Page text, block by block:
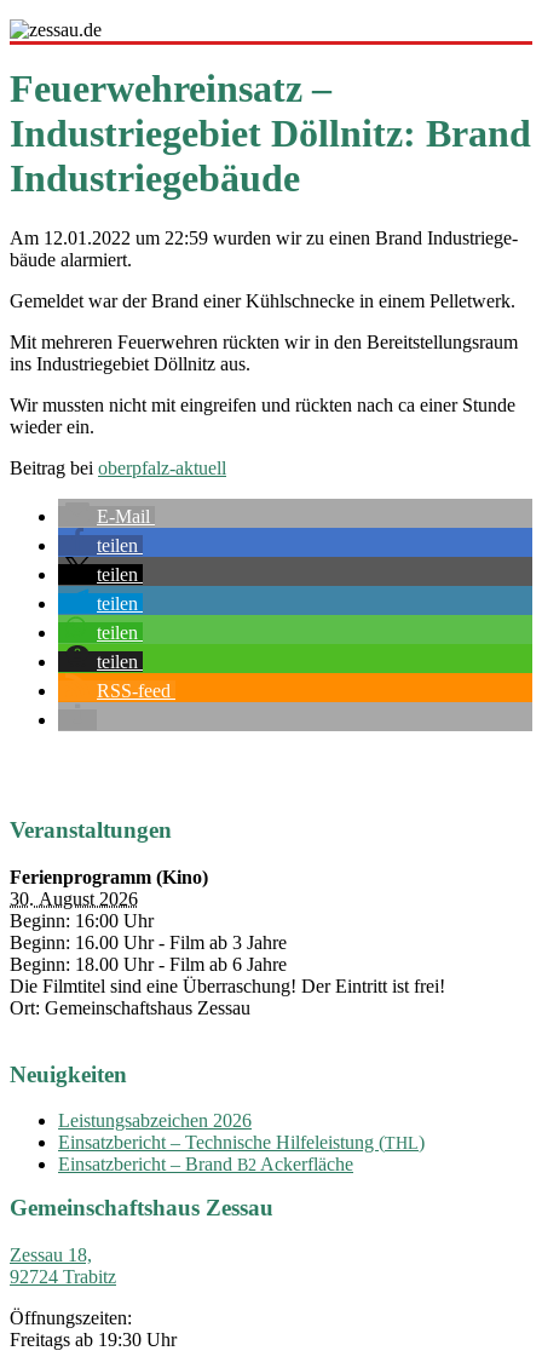
Feuerwehreinsatz –
Industriegebiet Döllnitz: Brand
Industriegebäude
Am 12.01.2022 um 22:59 wur­den wir zu einen Brand Indus­trie­ge­
bäu­de alarmiert.
Gemel­det war der Brand einer Kühl­schne­cke in einem Pelletwerk.
Mit meh­re­ren Feu­er­weh­ren rück­ten wir in den Bereit­stel­lungs­raum
ins Indus­trie­ge­biet Döll­nitz aus.
Wir muss­ten nicht mit ein­grei­fen und rück­ten nach ca einer Stun­de
wie­der ein.
Bei­trag bei ober­pfalz-aktu­ell
E-Mail
tei­len
tei­len
tei­len
tei­len
tei­len
RSS-feed
Veranstaltungen
Ferienprogramm (Kino)
30. August 2026
Beginn: 16:00 Uhr
Beginn: 16.00 Uhr - Film ab 3 Jahre
Beginn: 18.00 Uhr - Film ab 6 Jahre
Die Filmtitel sind eine Überraschung! Der Eintritt ist frei!
Ort: Gemeinschaftshaus Zessau
Neuigkeiten
Leistungsabzeichen 2026
Einsatzbericht – Technische Hilfeleistung (THL)
Einsatzbericht – Brand B2 Ackerfläche
Gemeinschaftshaus Zessau
Zessau 18,
92724 Trabitz
Öffnungszeiten:
Freitags ab 19:30 Uhr